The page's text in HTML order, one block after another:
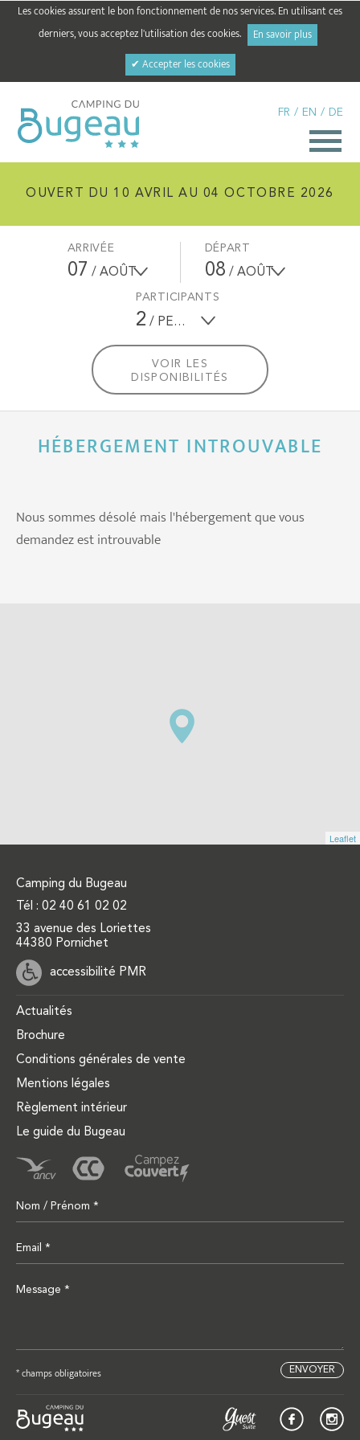
Les cookies assurent le bon fonctionnement de nos services. En utilisant ces
derniers, vous acceptez l'utilisation des cookies.
En savoir plus
✔ Accepter les cookies
FR / EN / DE
OUVERT DU 10 AVRIL AU 04 OCTOBRE 2026
ARRIVÉE
07 / AOÛT
DÉPART
08 / AOÛT
PARTICIPANTS
2 / PERSONNES
VOIR LES
DISPONIBILITÉS
HÉBERGEMENT INTROUVABLE
Nous sommes désolé mais l'hébergement que vous
demandez est introuvable
Leaflet
Camping du Bugeau
Tél : 02 40 61 02 02
33 avenue des Loriettes
44380 Pornichet
accessibilité PMR
Actualités
Brochure
Conditions générales de vente
Mentions légales
Règlement intérieur
Le guide du Bugeau
* champs obligatoires